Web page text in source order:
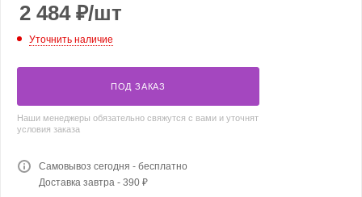
2 484₽/шт
Уточнить наличие
ПОД ЗАКАЗ
Наши менеджеры обязательно свяжутся с вами и уточнят
условия заказа
Самовывоз сегодня - бесплатно
Доставка завтра - 390 ₽